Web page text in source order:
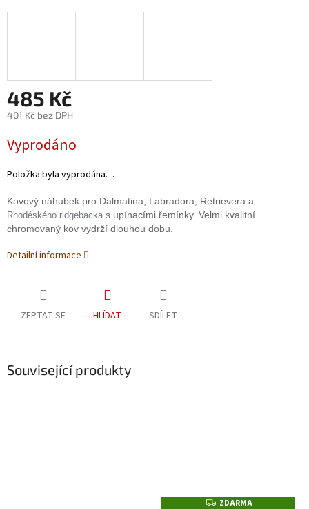
485 Kč
401 Kč bez DPH
cena:
Vyprodáno
Položka byla vyprodána…
Kovový náhubek pro Dalmatina, Labradora, Retrievera a
Rhodéského ridgebackas upínacími řemínky. Velmi kvalitní
chromovaný kov vydrží dlouhou dobu.
Detailní informace
ZEPTAT SE HLÍDAT SDÍLET
Související produkty
ZZDARMA